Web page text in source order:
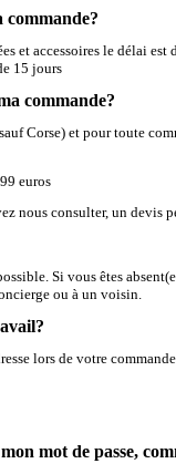
commande?
et accessoires le délai est
15 jours
commande?
Corse) et pour toute
euros
nous consulter, un devis
Si vous êtes
ou à un voisin.
lors de votre
mot de passe,